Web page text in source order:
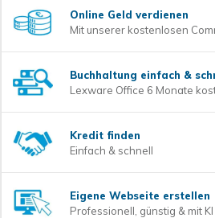
Online Geld verdienen
Mit unserer kostenlosen
Buchhaltung einfach &
Lexware Office 6 Monate
Kredit finden
Einfach & schnell
Eigene Webseite erstellen
Professionell, günstig & mit KI